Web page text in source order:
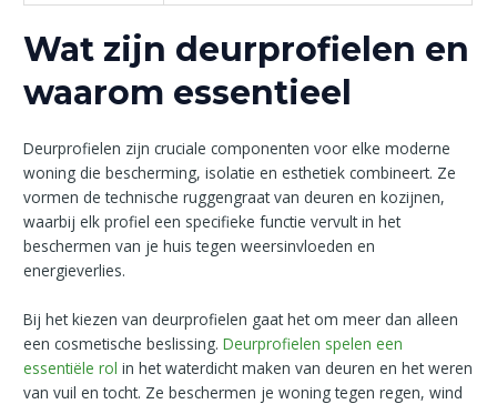
Wat zijn deurprofielen en
waarom essentieel
Deurprofielen zijn cruciale componenten voor elke moderne
woning die bescherming, isolatie en esthetiek combineert. Ze
vormen de technische ruggengraat van deuren en kozijnen,
waarbij elk profiel een specifieke functie vervult in het
beschermen van je huis tegen weersinvloeden en
energieverlies.
Bij het kiezen van deurprofielen gaat het om meer dan alleen
een cosmetische beslissing.Deurprofielen spelen een
essentiële rol in het waterdicht maken van deuren en het weren
van vuil en tocht. Ze beschermen je woning tegen regen, wind